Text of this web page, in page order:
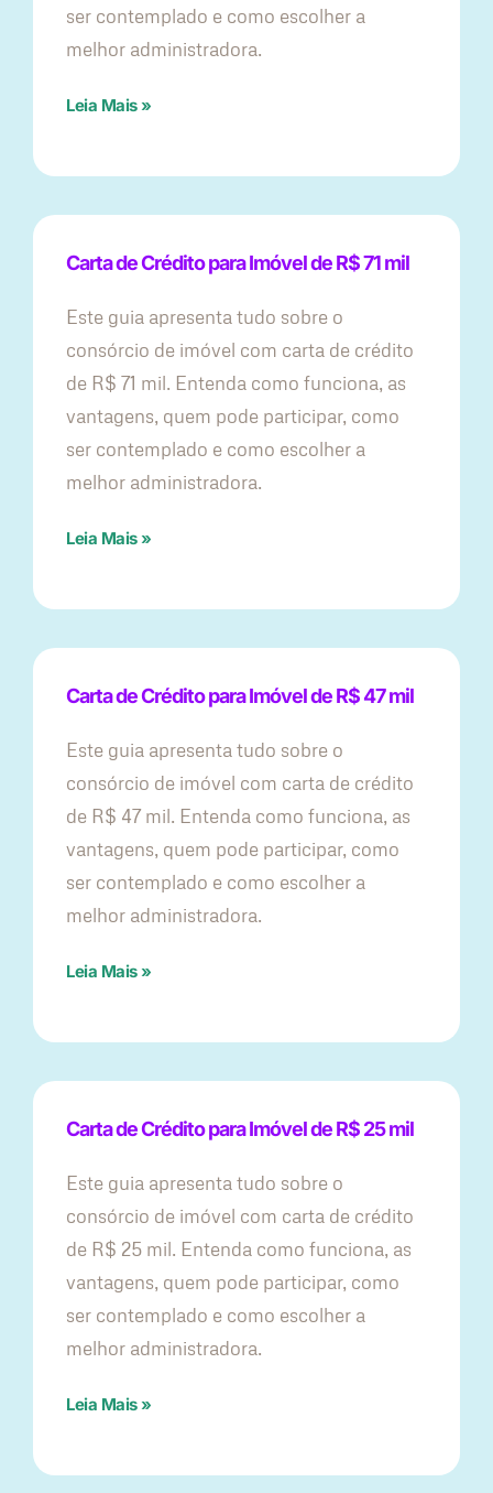
ser contemplado e como escolher a
melhor administradora.
Leia Mais »
Carta de Crédito para Imóvel de R$ 71 mil
Este guia apresenta tudo sobre o
consórcio de imóvel com carta de crédito
de R$ 71 mil. Entenda como funciona, as
vantagens, quem pode participar, como
ser contemplado e como escolher a
melhor administradora.
Leia Mais »
Carta de Crédito para Imóvel de R$ 47 mil
Este guia apresenta tudo sobre o
consórcio de imóvel com carta de crédito
de R$ 47 mil. Entenda como funciona, as
vantagens, quem pode participar, como
ser contemplado e como escolher a
melhor administradora.
Leia Mais »
Carta de Crédito para Imóvel de R$ 25 mil
Este guia apresenta tudo sobre o
consórcio de imóvel com carta de crédito
de R$ 25 mil. Entenda como funciona, as
vantagens, quem pode participar, como
ser contemplado e como escolher a
melhor administradora.
Leia Mais »